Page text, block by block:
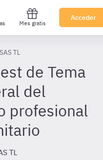
Mes gratis
Acceder
TL
de Tema
del
profesional
TL